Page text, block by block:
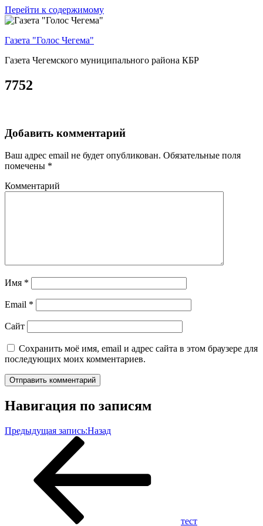
Перейти к содержимому
Газета "Голос Чегема"
Газета Чегемского муниципального района КБР
7752
Добавить комментарий
Ваш адрес email не будет опубликован. Обязательные поля
помечены *
Комментарий
Имя *
Email *
Сайт
Сохранить моё имя, email и адрес сайта в этом браузере для
последующих моих комментариев.
Навигация по записям
Предыдущая запись:Назад
тест